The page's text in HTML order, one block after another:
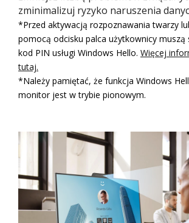
zminimalizuj ryzyko naruszenia
*Przed aktywacją rozpoznawania twarzy
pomocą odcisku palca użytkownicy
kod PIN usługi Windows Hello. Więcej
tutaj.​
*Należy pamiętać, że funkcja Windows
monitor jest w trybie pionowym.